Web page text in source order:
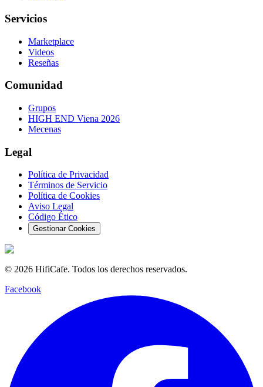
Servicios
Marketplace
Videos
Reseñas
Comunidad
Grupos
HIGH END Viena 2026
Mecenas
Legal
Política de Privacidad
Términos de Servicio
Política de Cookies
Aviso Legal
Código Ético
Gestionar Cookies
© 2026 HifiCafe. Todos los derechos reservados.
Facebook